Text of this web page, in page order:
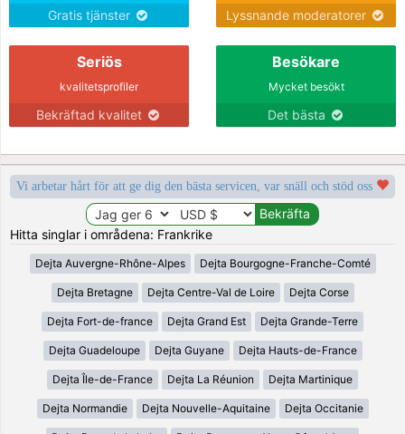
Gratis tjänster Lyssnande moderatorer
Seriös
kvalitetsprofiler
Bekräftad kvalitet
Besökare
Mycket besökt
Det bästa
Vi arbetar hårt för att ge dig den bästa servicen, var snäll och stöd oss
Hitta singlar i områdena: Frankrike
Dejta Auvergne-Rhône-Alpes Dejta Bourgogne-Franche-Comté
Dejta Bretagne Dejta Centre-Val de Loire Dejta Corse
Dejta Fort-de-france Dejta Grand Est Dejta Grande-Terre
Dejta Guadeloupe Dejta Guyane Dejta Hauts-de-France
Dejta Île-de-France Dejta La Réunion Dejta Martinique
Dejta Normandie Dejta Nouvelle-Aquitaine Dejta Occitanie